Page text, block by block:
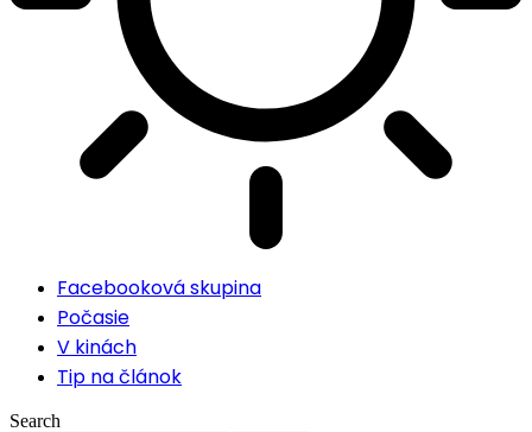
Facebooková skupina
Počasie
V kinách
Tip na článok
Search